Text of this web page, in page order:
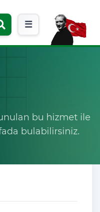
☰
bu hizmet ile
bulabilirsiniz.